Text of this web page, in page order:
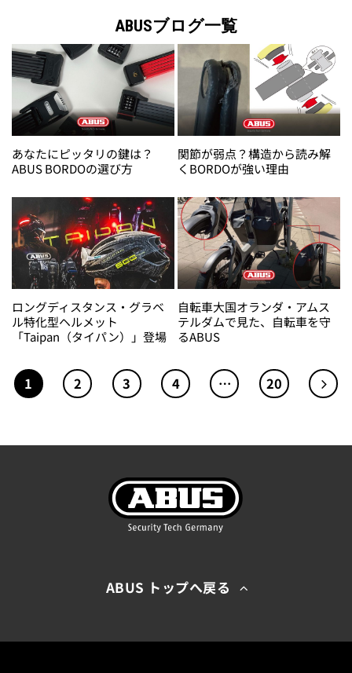
ABUSブログ一覧
あなたにピッタリの鍵は？
ABUS BORDOの選び方
関節が弱点？構造から読み解
くBORDOが強い理由
ロングディスタンス・グラベ
ル特化型ヘルメット
「Taipan（タイパン）」登場
自転車大国オランダ・アムス
テルダムで見た、自転車を守
るABUS
1 2 3 4 … 20
ABUS トップへ戻る